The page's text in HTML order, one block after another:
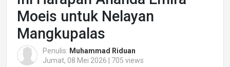
Moeis untuk Nelayan
Mangkupalas
Penulis: Muhammad Riduan
Jumat, 08 Mei 2026 | 705 views